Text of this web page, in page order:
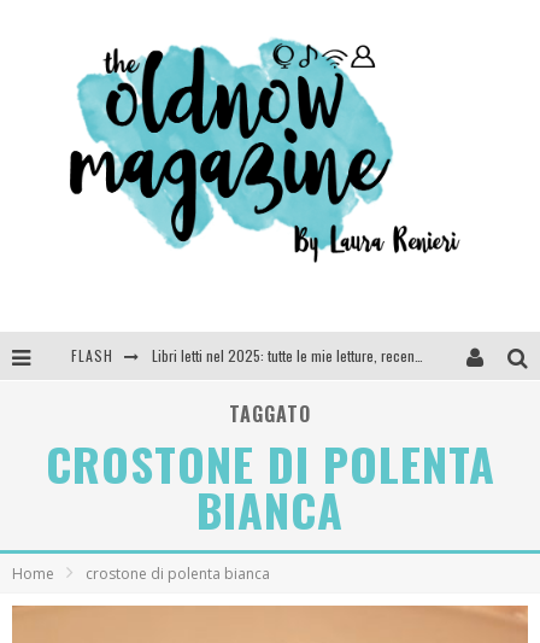
FLASH
Libri letti nel 2025: tutte le mie letture, recensioni e giudizi
Cosa vediamo questa sera? Te lo dico io: film e serie TV visti nel 2025
Anya Taylor-Joy, Jisoo e Willow Smith protagoniste della nuova campagna Dior Addict
TAGGATO
CROSTONE DI POLENTA
BIANCA
Home crostone di polenta bianca